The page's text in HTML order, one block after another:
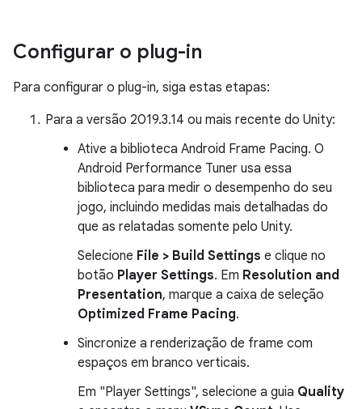
Configurar o plug-in
Para configurar o plug-in, siga estas etapas:
Para a versão 2019.3.14 ou mais recente do Unity:
Ative a biblioteca Android Frame Pacing. O
Android Performance Tuner usa essa
biblioteca para medir o desempenho do seu
jogo, incluindo medidas mais detalhadas do
que as relatadas somente pelo Unity.
Selecione File > Build Settings e clique no
botão Player Settings. Em Resolution and
Presentation, marque a caixa de seleção
Optimized Frame Pacing.
Sincronize a renderização de frame com
espaços em branco verticais.
Em "Player Settings", selecione a guia Quality